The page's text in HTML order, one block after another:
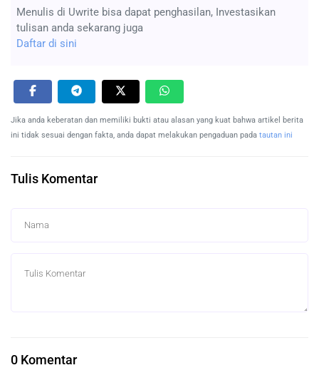
Menulis di Uwrite bisa dapat penghasilan, Investasikan
tulisan anda sekarang juga
Daftar di sini
Jika anda keberatan dan memiliki bukti atau alasan yang kuat bahwa artikel berita
ini tidak sesuai dengan fakta, anda dapat melakukan pengaduan pada tautan ini
Tulis Komentar
0 Komentar